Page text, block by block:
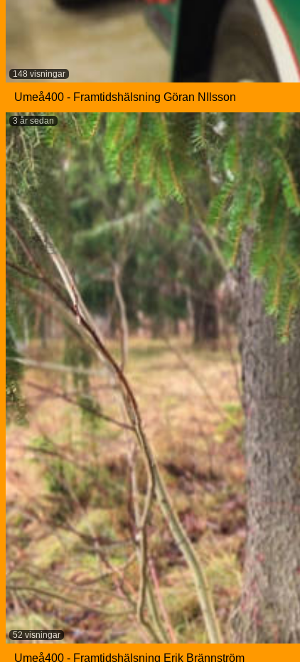
148 visningar
Umeå400 - Framtidshälsning Göran NIlsson
52 visningar
3 år sedan
Umeå400 - Framtidshälsning Erik Brännström